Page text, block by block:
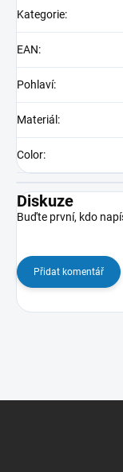
Kategorie:
EAN:
Pohlaví:
Materiál :
Color:
Diskuze
Buďte první, kdo
Přidat komentář